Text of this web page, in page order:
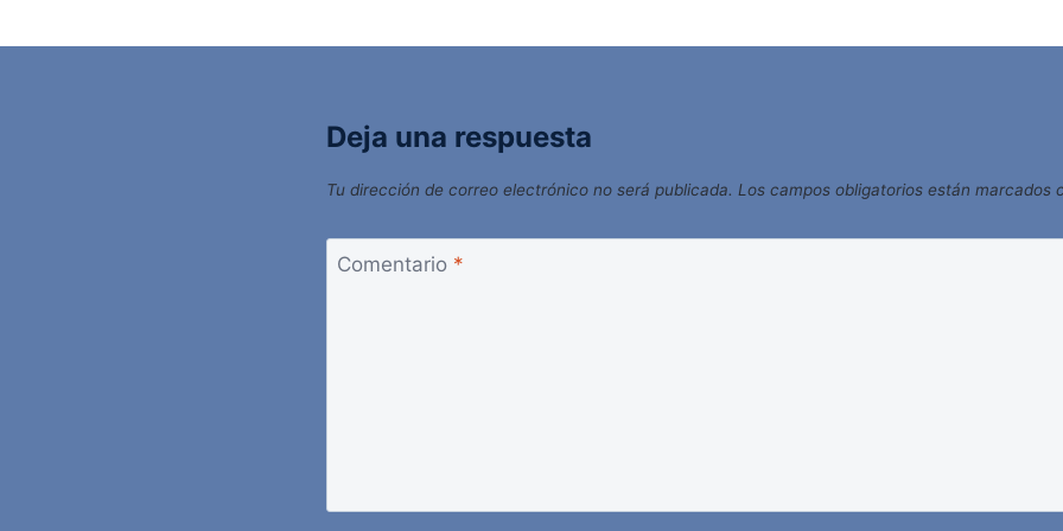
Deja una respuesta
Tu dirección de correo electrónico no será publicada. Los campos obligatorios están marcados
Comentario *